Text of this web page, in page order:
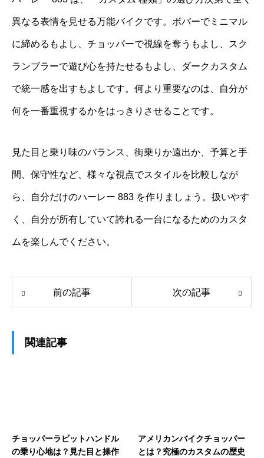
異なる表情を見せる万能バイクです。ボバーでミニマル
に締めるもよし、チョッパーで視線を奪うもよし、スク
ランブラーで遊び心を持たせるもよし、ダークカスタム
で統一感を出すもよしです。何より重要なのは、自分が
何を一番重視するかをはっきりさせることです。
見た目と乗り味のバランス、街乗りか遠出か、予算と手
間、保守性など、様々な視点でスタイルを比較しなが
ら、自分だけのハーレー 883 を作りましょう。扱いやす
く、自分が所有していて誇れる一台になるためのカスタ
ムを楽しんでください。
前の記事 次の記事
関連記事
チョッパーラビットハンドル
の乗り心地は？見た目と操作
アメリカンバイクチョッパー
とは？究極のカスタムの歴史